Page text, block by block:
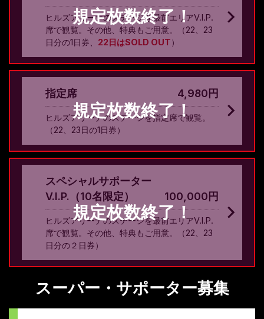
ヒルズアリーナのステージを最前エリアV.I.P.
席で観覧。その他、特典もご用意。（22、23
日分の1日券、 22日はSOLD OUT）
指定席 4,980円
ヒルズアリーナのステージを指定席で観覧。
（22、23日の1日券）
スペシャルサポーター
V.I.P.（10名限定）
100,000円
ヒルズアリーナのステージを最前エリアV.I.P.
席で観覧。その他、特典もご用意。（22、23
日分の２日券）
スーパー・サポーター募集